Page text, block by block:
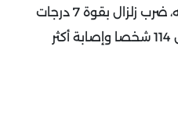
وفي أكتوبر من العام نفسه، ضرب زلزال بقوة 7 درجات
بحر إيجه، ما أسفر عن مقتل 114 شخصا وإصابة أكثر